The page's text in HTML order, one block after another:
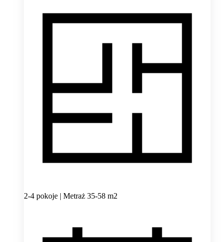
2-4 pokoje | Metraż 35-58 m2